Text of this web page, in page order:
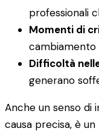
professionali
Momenti di
Difficoltà
generano
Anche un senso di
causa precisa, è